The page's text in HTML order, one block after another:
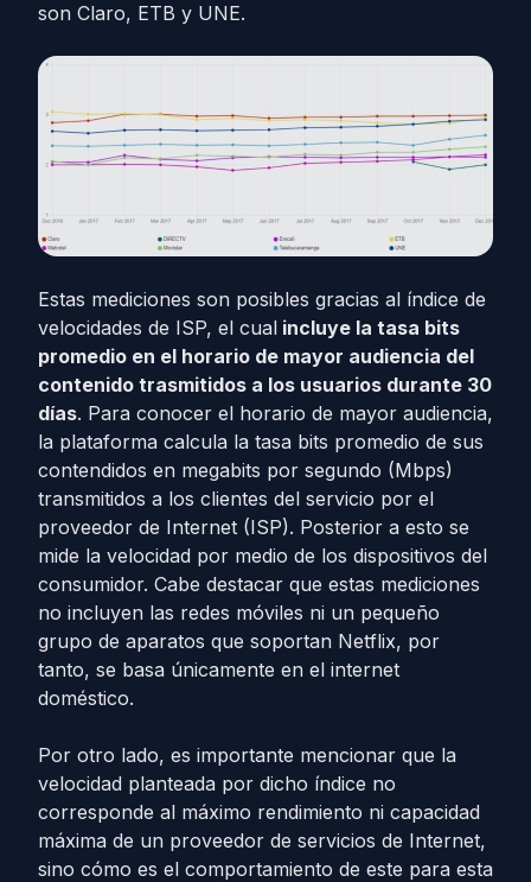
son Claro, ETB y UNE.
Estas mediciones son posibles gracias al índice de
velocidades de ISP, el cual incluye la tasa bits
promedio en el horario de mayor audiencia del
contenido trasmitidos a los usuarios durante 30
días. Para conocer el horario de mayor audiencia,
la plataforma calcula la tasa bits promedio de sus
contendidos en megabits por segundo (Mbps)
transmitidos a los clientes del servicio por el
proveedor de Internet (ISP). Posterior a esto se
mide la velocidad por medio de los dispositivos del
consumidor. Cabe destacar que estas mediciones
no incluyen las redes móviles ni un pequeño
grupo de aparatos que soportan Netflix, por
tanto, se basa únicamente en el internet
doméstico.
Por otro lado, es importante mencionar que la
velocidad planteada por dicho índice no
corresponde al máximo rendimiento ni capacidad
máxima de un proveedor de servicios de Internet,
sino cómo es el comportamiento de este para esta